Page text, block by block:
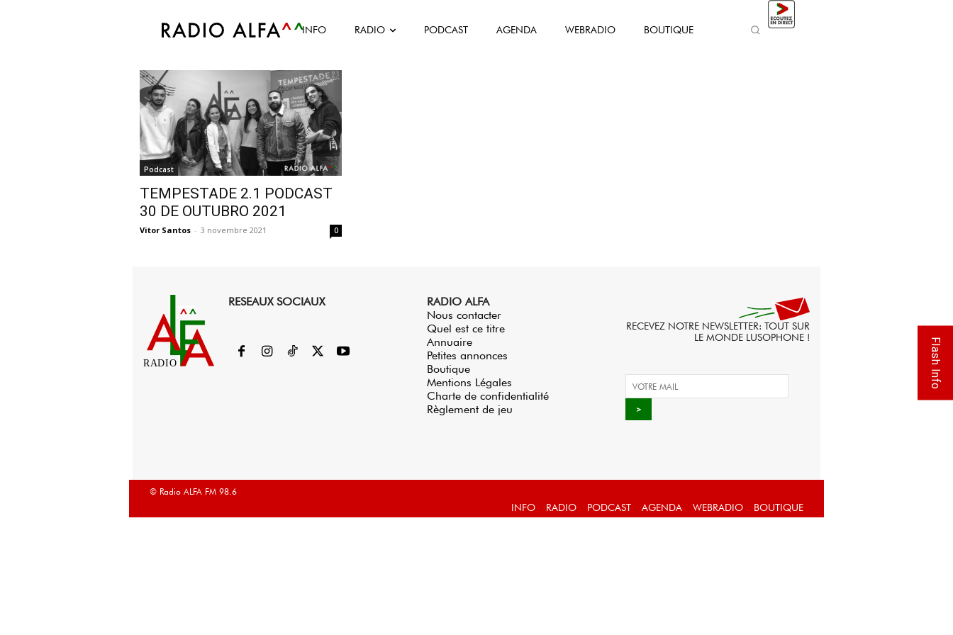
INFO RADIO PODCAST AGENDA WEBRADIO BOUTIQUE
Accueil Tags Anais Sanson
Tag: Anais Sanson
Podcast
TEMPESTADE 2.1 PODCAST
30 DE OUTUBRO 2021
Vitor Santos - 3 novembre 2021 0
RADIO
RESEAUX SOCIAUX
RADIO ALFA
Nous contacter
Quel est ce titre
Annuaire
Petites annonces
Boutique
Mentions Légales
Charte de confidentialité
Règlement de jeu
RECEVEZ NOTRE NEWSLETTER: TOUT SUR
LE MONDE LUSOPHONE !
© Radio ALFA FM 98.6
INFO RADIO PODCAST AGENDA WEBRADIO BOUTIQUE
Flash Info